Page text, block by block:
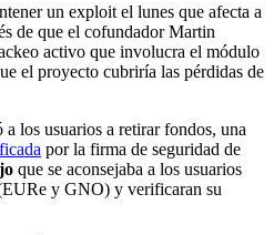
un exploit el lunes que afecta a
de que el cofundador Martin
activo que involucra el módulo
el proyecto cubriría las pérdidas de
los usuarios a retirar fondos, una
por la firma de seguridad de
que se aconsejaba a los usuarios
y GNO) y verificaran su